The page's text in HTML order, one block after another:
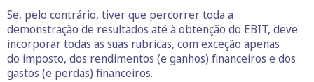
Se, pelo contrário, tiver que percorrer toda a
demonstração de resultados até à obtenção do EBIT, deve
incorporar todas as suas rubricas, com exceção apenas
do imposto, dos rendimentos (e ganhos) financeiros e dos
gastos (e perdas) financeiros.